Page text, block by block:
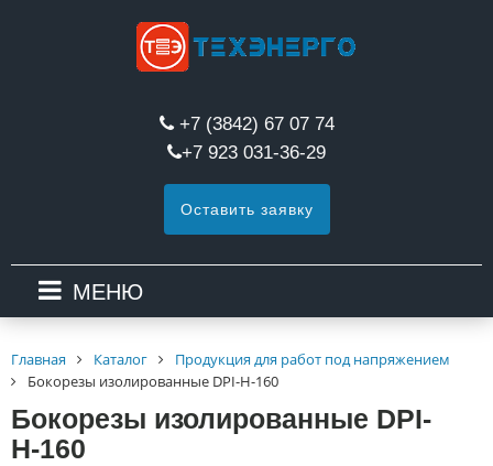
+7 (3842) 67 07 74
+7 923 031-36-29
Оставить заявку
МЕНЮ
Главная Каталог
Продукция для работ под напряжением
Бокорезы изолированные DPI-Н-160
Бокорезы изолированные DPI-
Н-160